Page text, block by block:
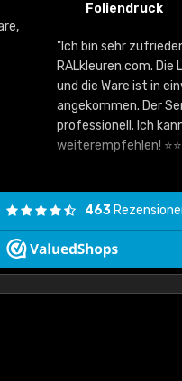
Foliendruck
"Ich bin sehr zufrieden mit
RALkleuren.com. Die
und die Ware ist in
angekommen. Der Service
professionell. Ich kann den
weiterempfehlen! ⭐⭐⭐⭐⭐"
463